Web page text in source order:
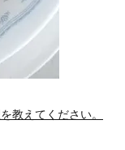
教えてください。